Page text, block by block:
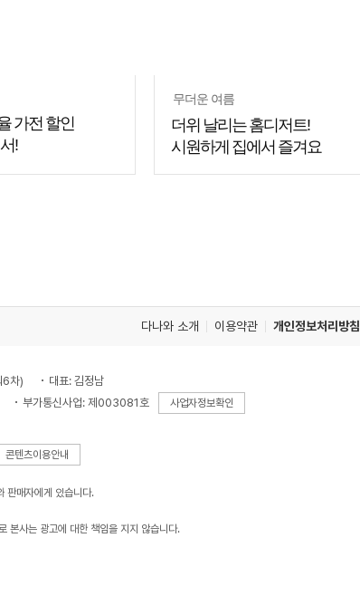
가전 할인
!
무더운 여름
더위 날리는 홈디저트!
시원하게 집에서 즐겨요
다나와 소개 이용약관 개인정보처리방침
6차)
대표: 김정남
부가통신사업: 제003081호 사업자정보확인
콘텐츠이용안내
판매자에게 있습니다.
본사는 광고에 대한 책임을 지지 않습니다.